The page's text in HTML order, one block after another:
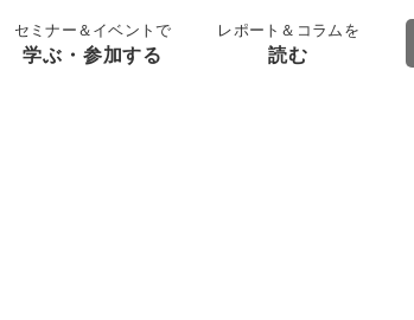
セミナー＆イベントで
学ぶ・参加する
レポート＆コラムを
読む